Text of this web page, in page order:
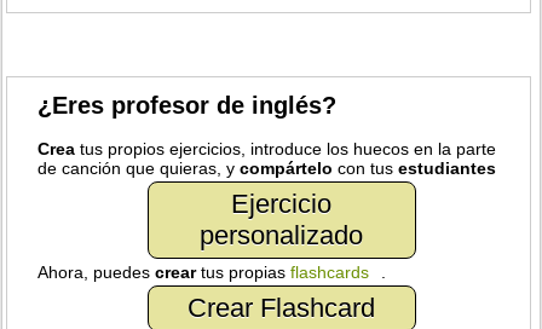
¿Eres profesor de inglés?
Crea tus propios ejercicios, introduce los huecos en la parte
de canción que quieras, ycompártelo con tusestudiantes
Ejercicio
personalizado
Ahora, puedescreartus propiasflashcards
Crear Flashcard